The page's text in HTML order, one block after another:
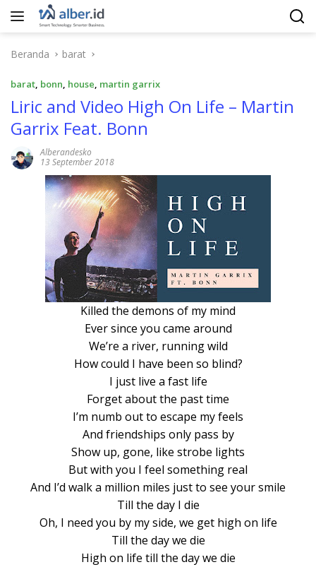
Langsung
Beranda
barat
barat, bonn, house, martin garrix
Liric and Video High On Life – Martin
Garrix Feat. Bonn
Alberandesko
13 September 2018
Killed the demons of my mind
Ever since you came around
We’re a river, running wild
How could I have been so blind?
I just live a fast life
Forget about the past time
I’m numb out to escape my feels
And friendships only pass by
Show up, gone, like strobe lights
But with you I feel something real
And I’d walk a million miles just to see your smile
Till the day I die
Oh, I need you by my side, we get high on life
Till the day we die
High on life till the day we die